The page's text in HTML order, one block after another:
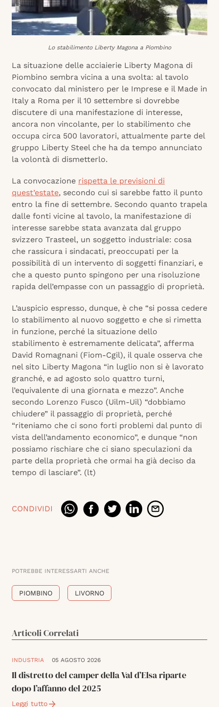
Lo stabilimento Liberty Magona a Piombino
La situazione delle acciaierie Liberty Magona di
Piombino sembra vicina a una svolta: al tavolo
convocato dal ministero per le Imprese e il Made in
Italy a Roma per il 10 settembre si dovrebbe
discutere di una manifestazione di interesse,
ancora non vincolante, per lo stabilimento che
occupa circa 500 lavoratori, attualmente parte del
gruppo Liberty Steel che ha da tempo annunciato
la volontà di dismetterlo.
La convocazione rispetta le previsioni di
quest’estate, secondo cui si sarebbe fatto il punto
entro la fine di settembre. Secondo quanto trapela
dalle fonti vicine al tavolo, la manifestazione di
interesse sarebbe stata avanzata dal gruppo
svizzero Trasteel, un soggetto industriale: cosa
che rassicura i sindacati, preoccupati per la
possibilità di un intervento di soggetti finanziari, e
che a questo punto spingono per una risoluzione
rapida dell’empasse con un passaggio di proprietà.
L’auspicio espresso, dunque, è che “si possa cedere
lo stabilimento al nuovo soggetto e che si rimetta
in funzione, perché la situazione dello
stabilimento è estremamente delicata”, afferma
David Romagnani (Fiom-Cgil), il quale osserva che
nel sito Liberty Magona “in luglio non si è lavorato
granché, e ad agosto solo quattro turni,
l’equivalente di una giornata e mezzo”. Anche
secondo Lorenzo Fusco (Uilm-Uil) “dobbiamo
chiudere” il passaggio di proprietà, perché
“riteniamo che ci sono forti problemi dal punto di
vista dell’andamento economico”, e dunque “non
possiamo rischiare che ci siano speculazioni da
parte della proprietà che ormai ha già deciso da
tempo di lasciare”. (lt)
CONDIVIDI
POTREBBE INTERESSARTI ANCHE
PIOMBINO LIVORNO
Articoli Correlati
INDUSTRIA 05 AGOSTO 2026
Il distretto del camper della Val d’Elsa riparte
dopo l’affanno del 2025
Leggi tutto